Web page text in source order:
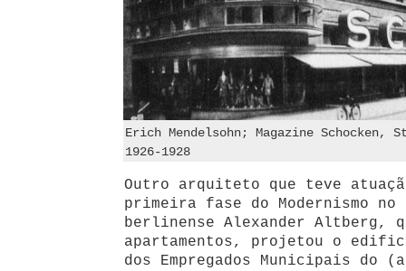
Erich Mendelsohn; Magazine Schocken,
1926-1928
Outro arquiteto que teve
primeira fase do Modernismo
berlinense Alexander Altberg,
apartamentos, projetou o
dos Empregados Municipais